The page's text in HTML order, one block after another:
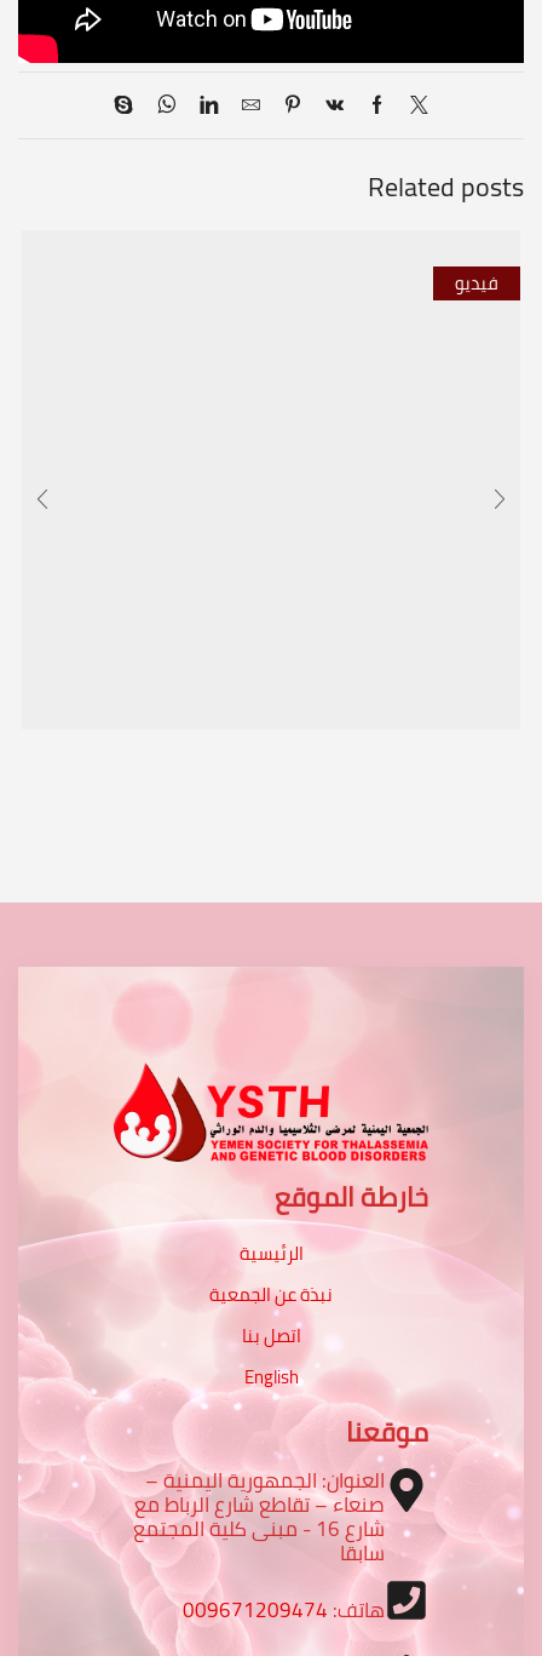
Related posts
فيديو
خارطة الموقع
الرئيسية
نبذة عن الجمعية
اتصل بنا
English
موقعنا
العنوان: الجمهورية اليمنية –
صنعاء – تقاطع شارع الرباط مع
شارع 16 - مبنى كلية المجتمع
سابقا
هاتف:009671209474